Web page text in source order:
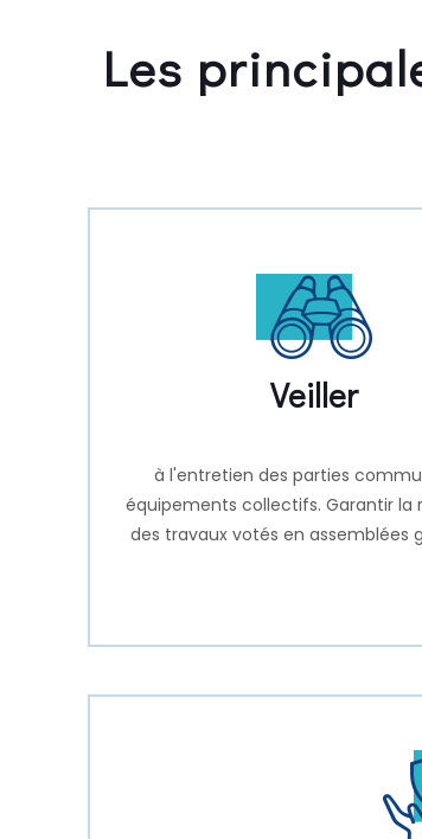
Les
Veiller
à l'entretien des parties
équipements collectifs. Garantir la
des travaux votés en assemblées